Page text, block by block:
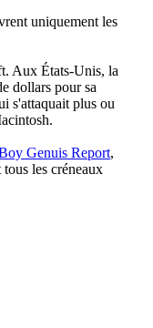
uniquement les
Aux États-Unis, la
dollars pour sa
s'attaquait plus ou
Genuis Report,
les créneaux